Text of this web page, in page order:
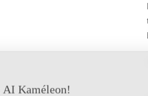
AI Kaméleon!